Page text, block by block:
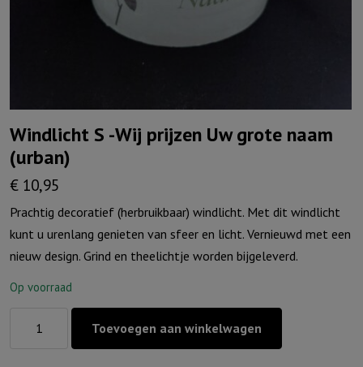
Windlicht S -Wij prijzen Uw grote naam
(urban)
€ 10,95
Prachtig decoratief (herbruikbaar) windlicht. Met dit windlicht
kunt u urenlang genieten van sfeer en licht. Vernieuwd met een
nieuw design. Grind en theelichtje worden bijgeleverd.
Op voorraad
Toevoegen aan winkelwagen